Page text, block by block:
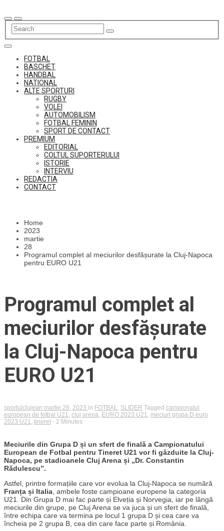
to
content
FOTBAL
BASCHET
HANDBAL
NATIONAL
ALTE SPORTURI
RUGBY
VOLEI
AUTOMOBILISM
FOTBAL FEMININ
SPORT DE CONTACT
PREMIUM
EDITORIAL
COLTUL SUPORTERULUI
ISTORIE
INTERVIU
REDACTIA
CONTACT
Home
2023
martie
28
Programul complet al meciurilor desfășurate la Cluj-Napoca
pentru EURO U21
Programul complet al
meciurilor desfășurate
la Cluj-Napoca pentru
EURO U21
sportulclujean martie 28, 2023 in FOTBAL SLIDER Tagged campionatul
european de fotbal U21
cluj arena EURO 2023 U21
meciuri grupa D euro
2023 U21
tineret - 2 Minutes
Meciurile din Grupa D și un sfert de finală a Campionatului
European de Fotbal pentru Tineret U21 vor fi găzduite la Cluj-
Napoca, pe stadioanele Cluj Arena și „Dr. Constantin
Rădulescu”.
Astfel, printre formațiile care vor evolua la Cluj-Napoca se numără
Franța și Italia , ambele foste campioane europene la categoria
U21. Din Grupa D mai fac parte și Elveția și Norvegia, iar pe lângă
meciurile din grupe, pe Cluj Arena se va juca și un sfert de finală,
între echipa care va termina pe locul 1 grupa D și cea care va
încheia pe 2 grupa B, cea din care face parte și România.